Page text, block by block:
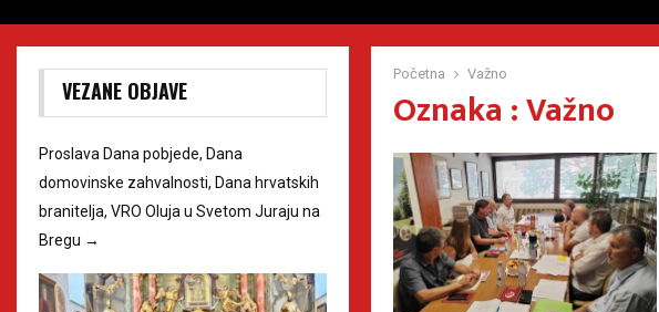
Početna Važno
Oznaka : Važno
VEZANE OBJAVE
Proslava Dana pobjede, Dana
domovinske zahvalnosti, Dana hrvatskih
branitelja, VRO Oluja u Svetom Juraju na
Bregu →